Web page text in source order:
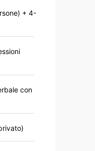
+ 4-
con